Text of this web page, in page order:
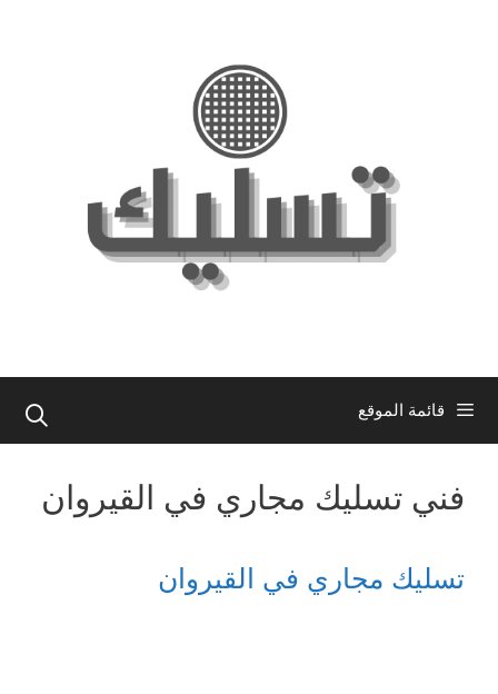
قائمة الموقع
فني تسليك مجاري في القيروان
تسليك مجاري في القيروان